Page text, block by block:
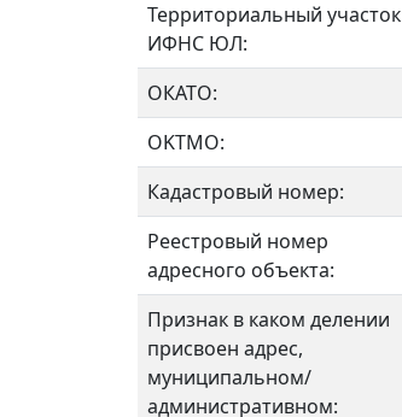
Территориальный участок
ИФНС ЮЛ:
ОКАТО:
OKTMO:
Кадастровый номер:
Реестровый номер
адресного объекта:
Признак в каком делении
присвоен адрес,
муниципальном/
административном: